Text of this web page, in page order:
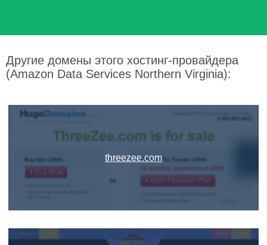
Другие домены этого хостинг-провайдера
(Amazon Data Services Northern Virginia):
threezee.com